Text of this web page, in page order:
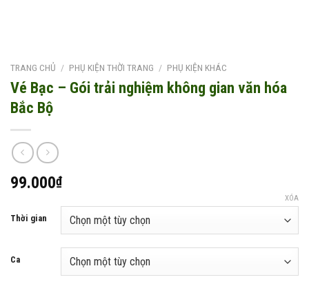
TRANG CHỦ / PHỤ KIỆN THỜI TRANG / PHỤ KIỆN KHÁC
Vé Bạc – Gói trải nghiệm không gian văn hóa
Bắc Bộ
99.000₫
Thời gian
Ca
XÓA